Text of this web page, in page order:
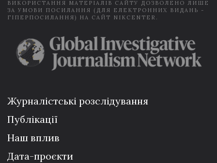
ВИКОРИСТАННЯ МАТЕРІАЛІВ САЙТУ ДОЗВОЛЕНО ЛИШЕ
ЗА УМОВИ ПОСИЛАННЯ (ДЛЯ ЕЛЕКТРОННИХ ВИДАНЬ -
ГІПЕРПОСИЛАННЯ) НА САЙТ NIKCENTER.
Журналістські розслідування
Публікації
Наш вплив
Дата-проєкти